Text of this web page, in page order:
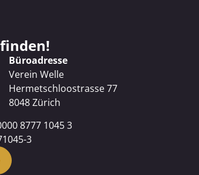
Büroadresse
Verein Welle
Hermetschloostrasse 77
8048 Zürich
8777 1045 3
3